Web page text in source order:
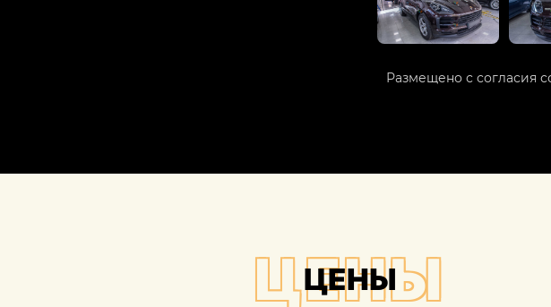
Размещено с согласия
ЦЕНЫ
ЦЕНЫ